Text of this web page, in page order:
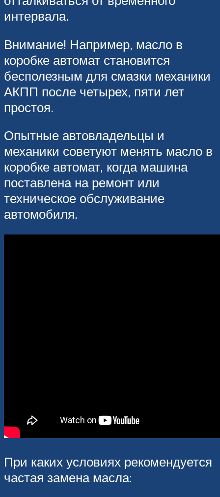
интервала.
Внимание! Например, масло в
коробке автомат становится
бесполезным для смазки механики
АКПП после четырех, пяти лет
простоя.
Опытные автовладельцы и
механики советуют менять масло в
коробке автомат, когда машина
поставлена на ремонт или
техническое обслуживание
автомобиля.
При каких условиях рекомендуется
частая замена масла: